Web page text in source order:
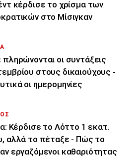
κέρδισε το χρίσμα των
στο Μίσιγκαν
οι συντάξεις
στους δικαιούχους -
οι ημερομηνίες
Κέρδισε το Λόττο 1 εκατ.
αλλά το πέταξε - Πώς το
εργαζόμενοι καθαριότητας